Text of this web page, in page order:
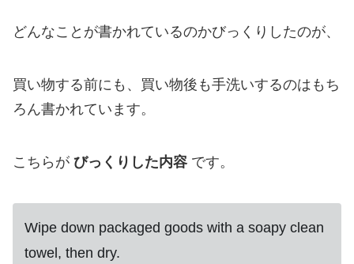
どんなことが書かれているのかびっくりしたのが、
買い物する前にも、買い物後も手洗いするのはもち
ろん書かれています。
こちらが びっくりした内容 です。
Wipe down packaged goods with a soapy clean
towel, then dry.